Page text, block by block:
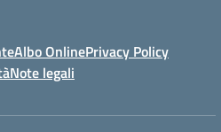
Albo OnlinePrivacy Policy
Note legali